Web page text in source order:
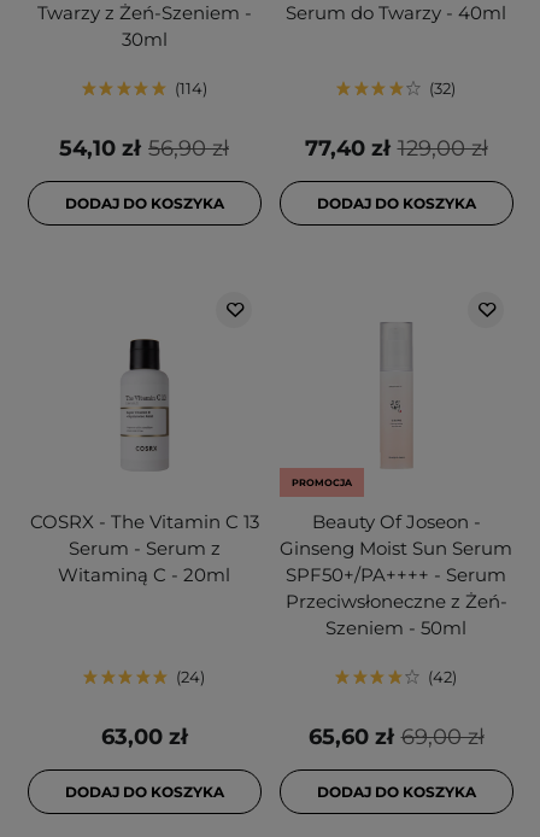
Twarzy z Żeń-Szeniem -
30ml
114
56,90 zł
54,10 zł
DODAJ DO KOSZYKA
Serum do Twarzy - 40ml
32
129,00 zł
77,40 zł
DODAJ DO KOSZYKA
COSRX - The Vitamin C 13
Serum - Serum z
Witaminą C - 20ml
24
63,00 zł
DODAJ DO KOSZYKA
PROMOCJA
Beauty Of Joseon -
Ginseng Moist Sun Serum
SPF50+/PA++++ - Serum
Przeciwsłoneczne z Żeń-
Szeniem - 50ml
42
69,00 zł
65,60 zł
DODAJ DO KOSZYKA